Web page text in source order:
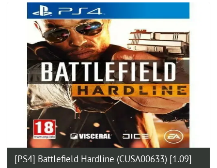
[PS4] Battlefield Hardline (CUSA00633) [1.09]